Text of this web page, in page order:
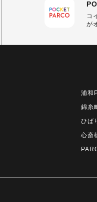
コ
が
浦和
錦糸
ひば
心斎